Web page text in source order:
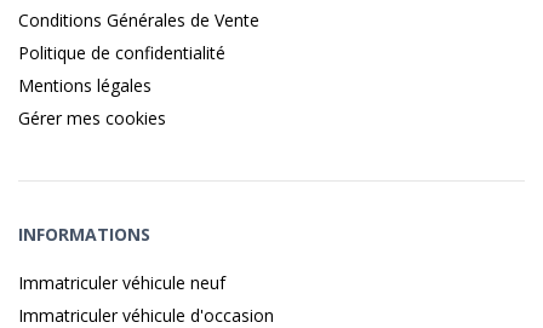
Conditions Générales de Vente
Politique de confidentialité
Mentions légales
Gérer mes cookies
INFORMATIONS
Immatriculer véhicule neuf
Immatriculer véhicule d'occasion